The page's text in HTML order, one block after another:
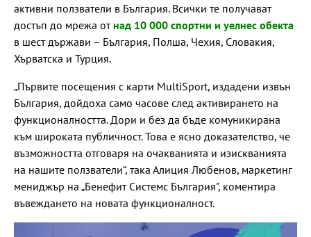
активни ползватели в България. Всички те получават
достъп до мрежа отнад 10 000 спортни и уелнес обекта
в шест държави – България, Полша, Чехия, Словакия,
Хърватска и Турция.
„Първите посещения с карти MultiSport, издадени извън
България, дойдоха само часове след активирането на
функционалността. Дори и без да бъде комуникирана
към широката публичност. Това е ясно доказателство, че
възможността отговаря на очакванията и изискванията
на нашите ползватели“, така Алиция Любенов, маркетинг
мениджър на „Бенефит Системс България", коментира
въвеждането на новата функционалност.